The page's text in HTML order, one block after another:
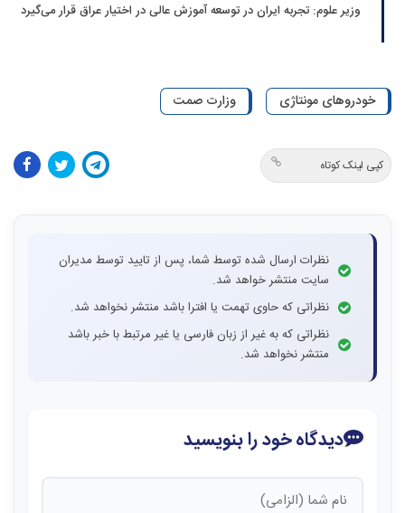
وزیر علوم: تجربه ایران در توسعه آموزش عالی در اختیار عراق قرار می‌گیرد
خودروهای مونتاژی وزارت صمت
کپی لینک کوتاه
نظرات ارسال شده توسط شما، پس از تایید توسط مدیران
سایت منتشر خواهد شد.
نظراتی که حاوی تهمت یا افترا باشد منتشر نخواهد شد.
نظراتی که به غیر از زبان فارسی یا غیر مرتبط با خبر باشد
منتشر نخواهد شد.
دیدگاه خود را بنویسید